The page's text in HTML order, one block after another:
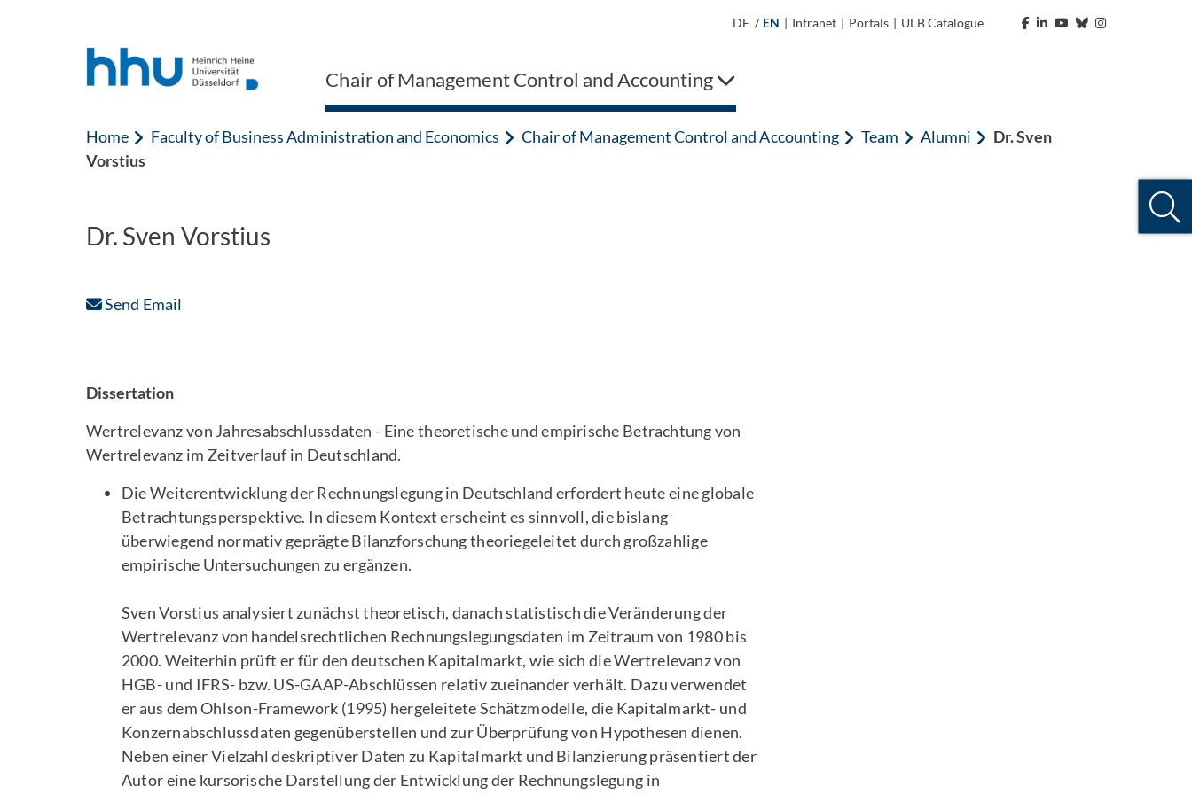
DE / EN | Intranet | Portals | ULB Catalogue
Chair of Management Control and Accounting
Home Faculty of Business Administration and Economics Chair of Management Control and Accounting Team Alumni
Dr. Sven
Vorstius
Dr. Sven Vorstius
Send Email
Dissertation
Wertrelevanz von Jahresabschlussdaten - Eine theoretische und empirische Betrachtung von
Wertrelevanz im Zeitverlauf in Deutschland.
Die Weiterentwicklung der Rechnungslegung in Deutschland erfordert heute eine globale
Betrachtungsperspektive. In diesem Kontext erscheint es sinnvoll, die bislang
überwiegend normativ geprägte Bilanzforschung theoriegeleitet durch großzahlige
empirische Untersuchungen zu ergänzen.
Sven Vorstius analysiert zunächst theoretisch, danach statistisch die Veränderung der
Wertrelevanz von handelsrechtlichen Rechnungslegungsdaten im Zeitraum von 1980 bis
2000. Weiterhin prüft er für den deutschen Kapitalmarkt, wie sich die Wertrelevanz von
HGB- und IFRS- bzw. US-GAAP-Abschlüssen relativ zueinander verhält. Dazu verwendet
er aus dem Ohlson-Framework (1995) hergeleitete Schätzmodelle, die Kapitalmarkt- und
Konzernabschlussdaten gegenüberstellen und zur Überprüfung von Hypothesen dienen.
Neben einer Vielzahl deskriptiver Daten zu Kapitalmarkt und Bilanzierung präsentiert der
Autor eine kursorische Darstellung der Entwicklung der Rechnungslegung in